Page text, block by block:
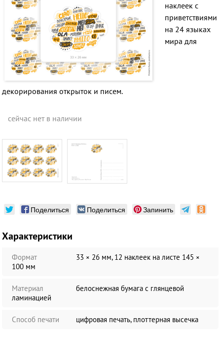
наклеек с
приветствиями
на 24 языках
мира для
декорирования открыток и писем.
сейчас нет в наличии
Поделиться Поделиться Запинить
Характеристики
Формат
33 × 26 мм, 12 наклеек на листе 145 ×
100 мм
Материал
белоснежная бумага c глянцевой
ламинацией
Способ печати цифровая печать, плоттерная высечка